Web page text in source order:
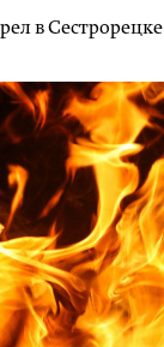
в Сестрорецке